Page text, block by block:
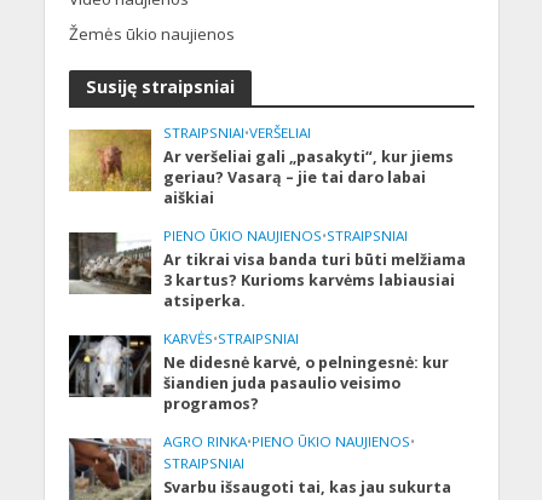
Žemės ūkio naujienos
Susiję straipsniai
STRAIPSNIAI•VERŠELIAI
Ar veršeliai gali „pasakyti“, kur jiems
geriau? Vasarą – jie tai daro labai
aiškiai
PIENO ŪKIO NAUJIENOS•STRAIPSNIAI
Ar tikrai visa banda turi būti melžiama
3 kartus? Kurioms karvėms labiausiai
atsiperka.
KARVĖS•STRAIPSNIAI
Ne didesnė karvė, o pelningesnė: kur
šiandien juda pasaulio veisimo
programos?
AGRO RINKA•PIENO ŪKIO NAUJIENOS•
STRAIPSNIAI
Svarbu išsaugoti tai, kas jau sukurta